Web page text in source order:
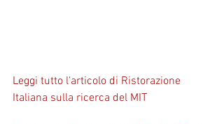
Leggi tutto l'articolo di Ristorazione
Italiana sulla ricerca del MIT